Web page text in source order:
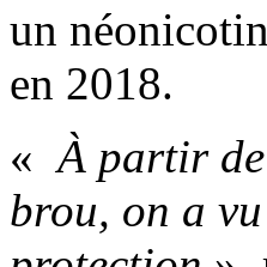
un
en 2018.
« À partir
brou, on a